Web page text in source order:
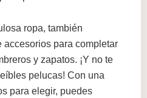
ropa, también
accesorios para completar
y zapatos. ¡Y no te
pelucas! Con una
para elegir, puedes